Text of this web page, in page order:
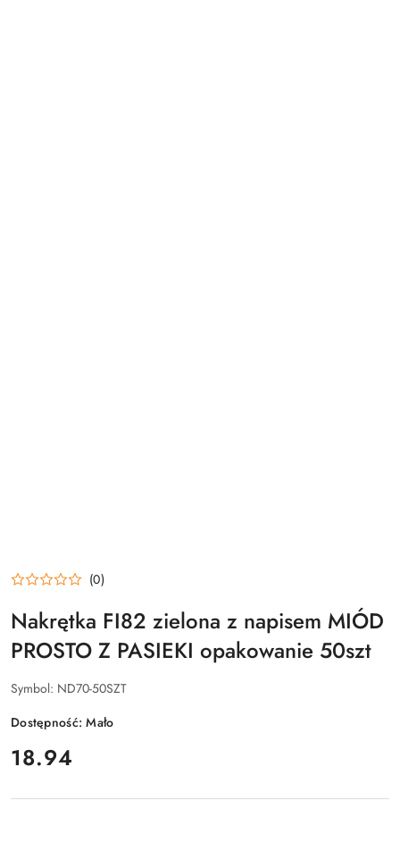
(0)
Nakrętka FI82 zielona z napisem MIÓD
PROSTO Z PASIEKI opakowanie 50szt
Symbol: ND70-50SZT
Dostępność:Mało
cena:
18.94